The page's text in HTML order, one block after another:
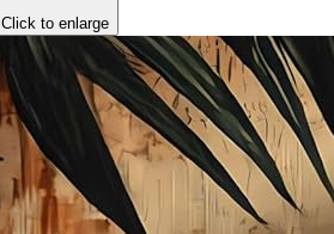
Click to enlarge